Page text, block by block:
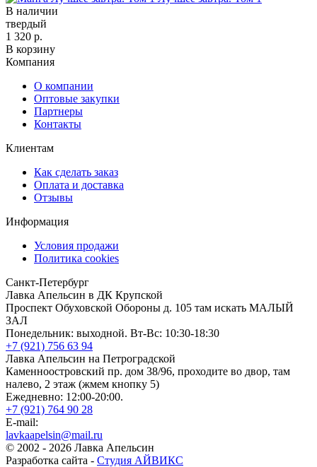
В наличии
твердый
1 320 р.
В корзину
Компания
О компании
Оптовые закупки
Партнеры
Контакты
Клиентам
Как сделать заказ
Оплата и доставка
Отзывы
Информация
Условия продажи
Политика cookies
Санкт-Петербург
Лавка Апельсин в ДК Крупской
Проспект Обуховской Обороны д. 105 там искать МАЛЫЙ
ЗАЛ
Понедельник: выходной. Вт-Вс: 10:30-18:30
+7 (921) 756 63 94
Лавка Апельсин на Петроградской
Каменноостровский пр. дом 38/96, проходите во двор, там
налево, 2 этаж (жмем кнопку 5)
Ежедневно: 12:00-20:00.
+7 (921) 764 90 28
E-mail:
lavkaapelsin@mail.ru
© 2002 - 2026 Лавка Апельсин
Разработка сайта - Студия АЙВИКС